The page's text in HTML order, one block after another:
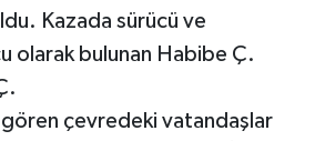
Kazada sürücü ve
olarak bulunan Habibe Ç.
gören çevredeki vatandaşlar